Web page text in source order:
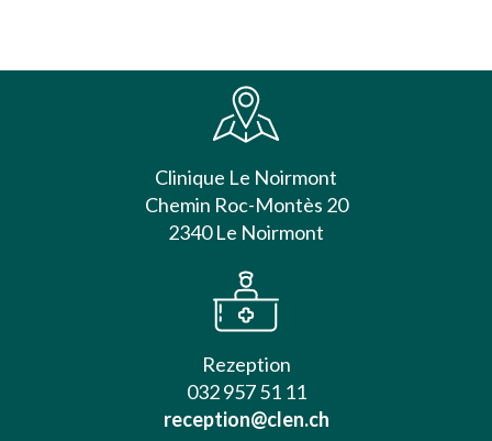
Clinique Le Noirmont
Chemin Roc-Montès 20
2340 Le Noirmont
Rezeption
032 957 51 11
reception@clen.ch